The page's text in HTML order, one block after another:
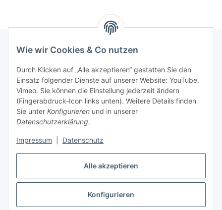
Alle akzeptieren
Konfigurieren
Wie wir Cookies & Co nutzen
Durch Klicken auf „Alle akzeptieren“ gestatten Sie den
Einsatz folgender Dienste auf unserer Website: YouTube,
Vimeo. Sie können die Einstellung jederzeit ändern
(Fingerabdruck-Icon links unten). Weitere Details finden
Sie unter Konfigurieren und in unserer
Datenschutzerklärung.
Impressum Datenschutz
Informationen
036204. 803903
Achtung!!!
16:00 – 19:00 Uhr
Vertrag widerrufen